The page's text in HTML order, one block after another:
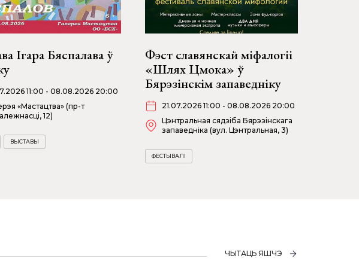
Ігара Бяспалава ў
11:00 - 08.08.2026 20:00
«Мастацтва» (пр-т
12)
ВЫСТАВЫ
Фэст славянскай міфалогіі
«Шлях Цмока» ў
Бярэзінскім запаведніку
21.07.2026 11:00 - 08.08.2026 20:00
Цэнтральная сядзіба Бярэзінскага
запаведніка (вул. Цэнтральная, 3)
ФЕСТЫВАЛІ
ЧЫТАЦЬ ЯШЧЭ